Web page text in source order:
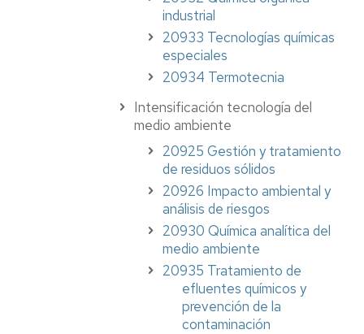
industrial
20933 Tecnologías químicas
especiales
20934 Termotecnia
Intensificación tecnología del
medio ambiente
20925 Gestión y tratamiento
de residuos sólidos
20926 Impacto ambiental y
análisis de riesgos
20930 Química analítica del
medio ambiente
20935 Tratamiento de
efluentes químicos y
prevención de la
contaminación